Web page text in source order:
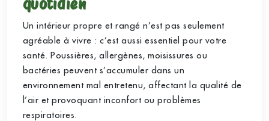
quotidien
Un intérieur propre et rangé n’est pas seulement
agréable à vivre : c’est aussi essentiel pour votre
santé. Poussières, allergènes, moisissures ou
bactéries peuvent s’accumuler dans un
environnement mal entretenu, affectant la qualité de
l’air et provoquant inconfort ou problèmes
respiratoires.